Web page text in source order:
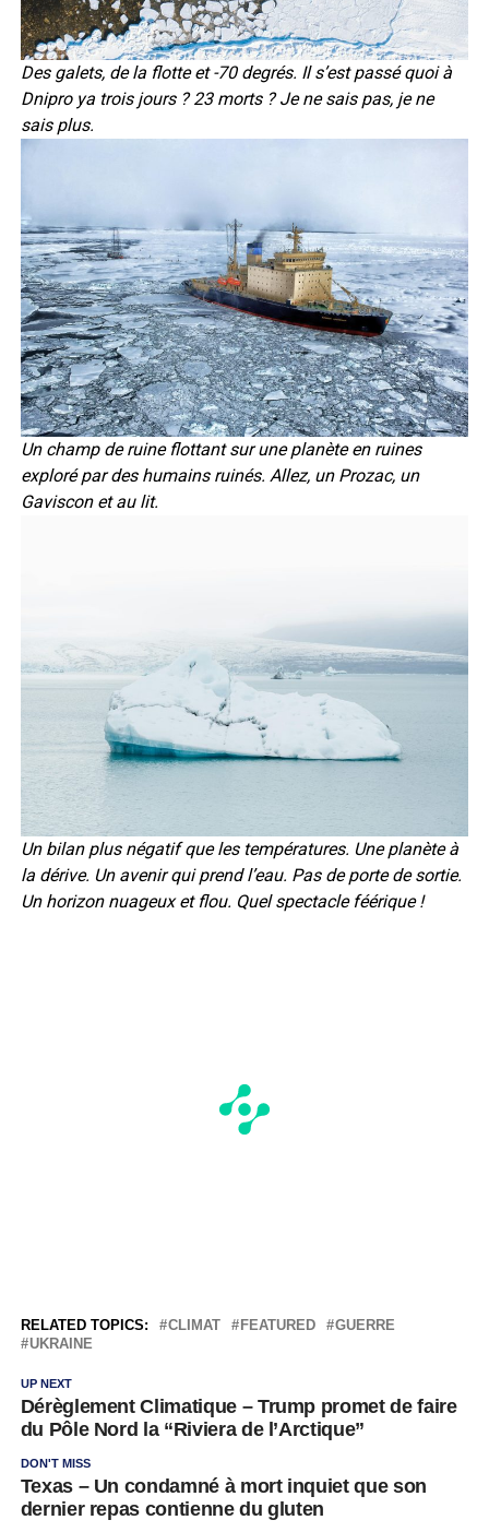
Des galets, de la flotte et -70 degrés. Il s’est passé quoi à
Dnipro ya trois jours ? 23 morts ? Je ne sais pas, je ne
sais plus.
Un champ de ruine flottant sur une planète en ruines
exploré par des humains ruinés. Allez, un Prozac, un
Gaviscon et au lit.
Un bilan plus négatif que les températures. Une planète à
la dérive. Un avenir qui prend l’eau. Pas de porte de sortie.
Un horizon nuageux et flou. Quel spectacle féérique !
RELATED TOPICS: CLIMAT FEATURED
GUERRE
UKRAINE
UP NEXT
Dérèglement Climatique – Trump promet de faire
du Pôle Nord la “Riviera de l’Arctique”
DON'T MISS
Texas – Un condamné à mort inquiet que son
dernier repas contienne du gluten